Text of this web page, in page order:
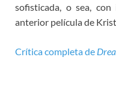
sofisticada, o sea,
anterior película de
Crítica completa de